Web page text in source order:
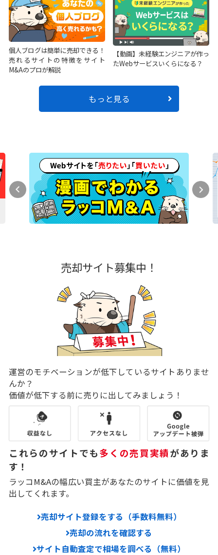
個人ブログは簡単に売却できる！
売れるサイトの特徴をサイト
M&Aのプロが解説
【動画】未経験エンジニアが作っ
たWebサービスいくらになる？
もっと見る
売却サイト募集中！
運営のモチベーションが低下しているサイトありませ
んか？
価値が低下する前に売りに出してみましょう！
これらのサイトでも多くの売買実績がありま
す！
ラッコM&Aの幅広い買主があなたのサイトに価値を見
出してくれます。
売却サイト登録をする（手数料無料）
売却の流れを確認する
サイト自動査定で相場を調べる（無料）